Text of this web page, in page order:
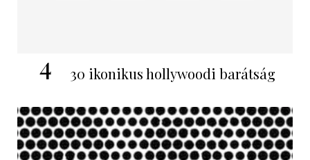
4 30 ikonikus hollywoodi barátság